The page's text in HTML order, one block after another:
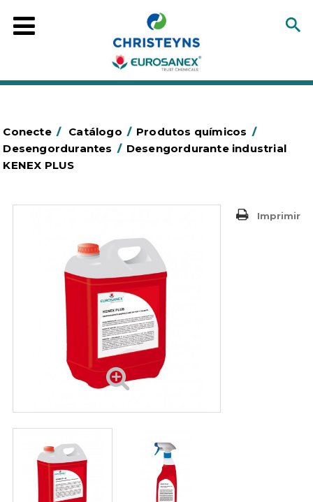
Conecte / Catálogo / Produtos químicos /
Desengordurantes / Desengordurante industrial
KENEX PLUS
Imprimir